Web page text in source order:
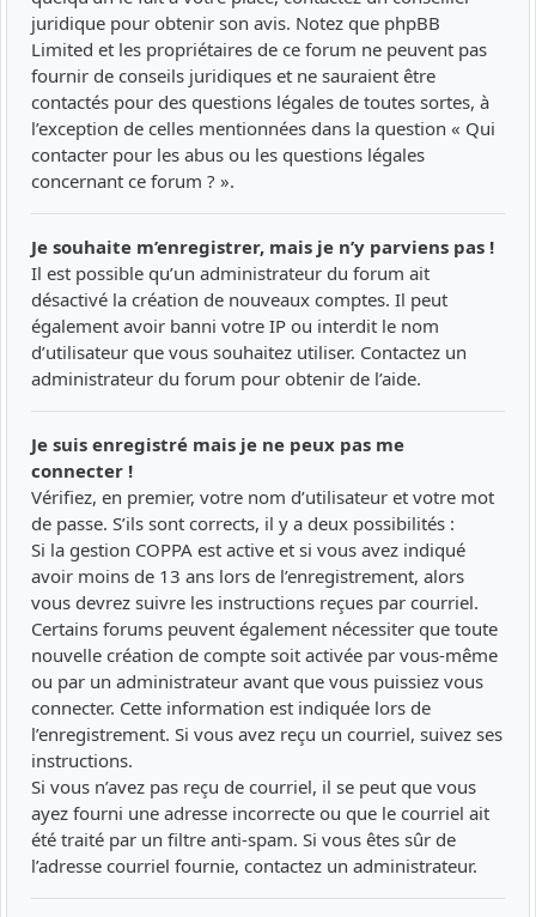
juridique pour obtenir son avis. Notez que phpBB
Limited et les propriétaires de ce forum ne peuvent pas
fournir de conseils juridiques et ne sauraient être
contactés pour des questions légales de toutes sortes, à
l’exception de celles mentionnées dans la question « Qui
contacter pour les abus ou les questions légales
concernant ce forum ? ».
Je souhaite m’enregistrer, mais je n’y parviens pas !
Il est possible qu’un administrateur du forum ait
désactivé la création de nouveaux comptes. Il peut
également avoir banni votre IP ou interdit le nom
d’utilisateur que vous souhaitez utiliser. Contactez un
administrateur du forum pour obtenir de l’aide.
Je suis enregistré mais je ne peux pas me
connecter !
Vérifiez, en premier, votre nom d’utilisateur et votre mot
de passe. S’ils sont corrects, il y a deux possibilités :
Si la gestion COPPA est active et si vous avez indiqué
avoir moins de 13 ans lors de l’enregistrement, alors
vous devrez suivre les instructions reçues par courriel.
Certains forums peuvent également nécessiter que toute
nouvelle création de compte soit activée par vous-même
ou par un administrateur avant que vous puissiez vous
connecter. Cette information est indiquée lors de
l’enregistrement. Si vous avez reçu un courriel, suivez ses
instructions.
Si vous n’avez pas reçu de courriel, il se peut que vous
ayez fourni une adresse incorrecte ou que le courriel ait
été traité par un filtre anti-spam. Si vous êtes sûr de
l’adresse courriel fournie, contactez un administrateur.